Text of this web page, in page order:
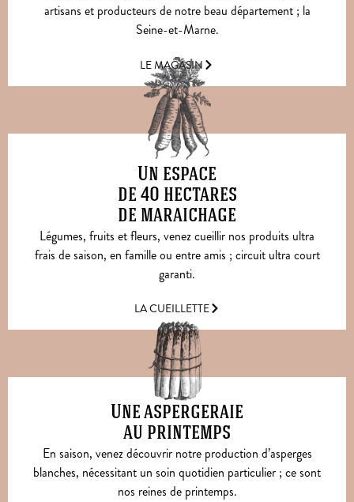
artisans et producteurs de notre beau département ; la
Seine-et-Marne.
LE MAGASIN
Un espace
de 40 hectares
de maraichage
Légumes, fruits et fleurs, venez cueillir nos produits ultra
frais de saison, en famille ou entre amis ; circuit ultra court
garanti.
LA CUEILLETTE
Une aspergeraie
au printemps
En saison, venez découvrir notre production d’asperges
blanches, nécessitant un soin quotidien particulier ; ce sont
nos reines de printemps.